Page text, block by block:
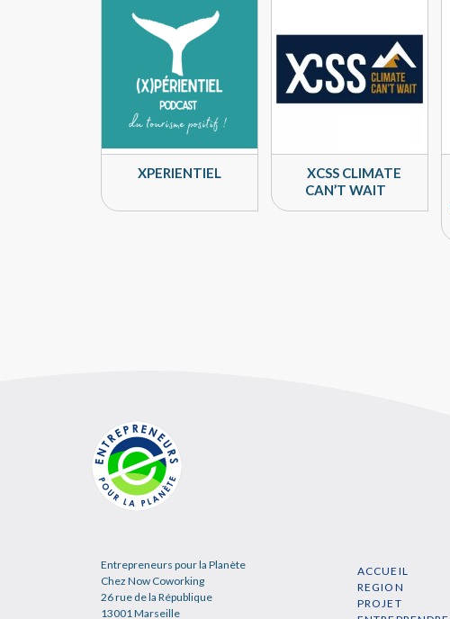
XPERIENTIEL
XCSS CLIMATE
CAN’T WAIT
Entrepreneurs pour la Planète
Chez Now Coworking
26 rue de la République
13001 Marseille
ACCUEIL
REGION
PROJET